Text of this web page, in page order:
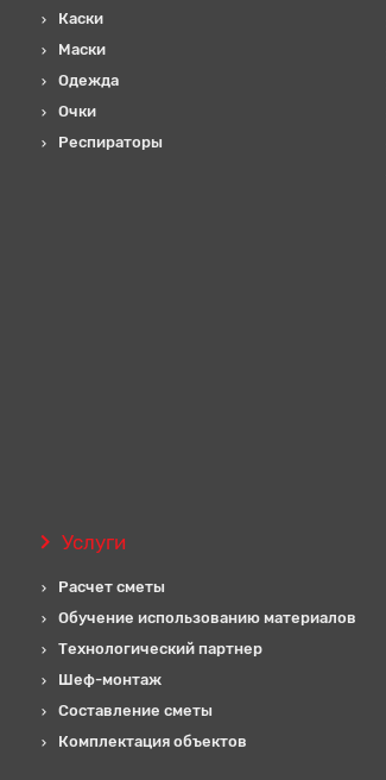
Каски
Маски
Одежда
Очки
Респираторы
Услуги
Расчет сметы
Обучение использованию материалов
Технологический партнер
Шеф-монтаж
Составление сметы
Комплектация объектов